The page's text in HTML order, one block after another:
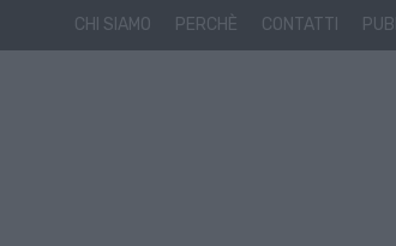
CHI SIAMO PERCHÈ CONTATTI